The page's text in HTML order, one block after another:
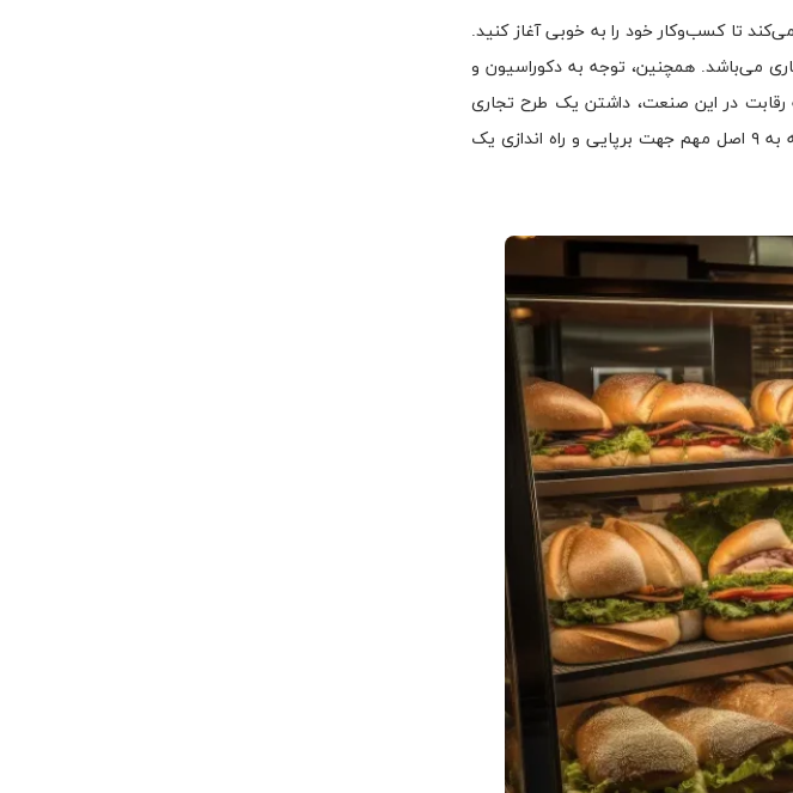
تا کسب‌وکار خود را به خوبی آغاز کنید.
می‌باشد. همچنین، توجه به دکوراسیون و
رقابت در این صنعت، داشتن یک طرح تجاری
مناسب و شناخت کامل از نیازهای مشتریان می‌تواند به موفقیت ساندویچی شما کمک کند. در ادامه به ۹ اصل مهم جهت برپایی و راه اندازی یک